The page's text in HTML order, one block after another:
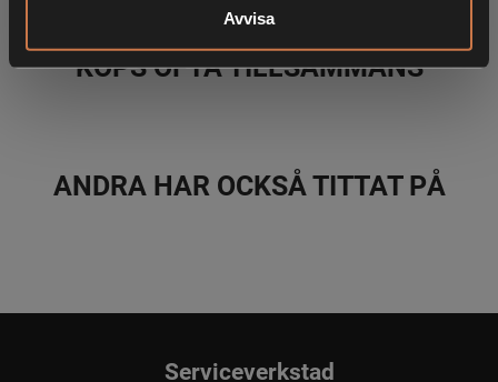
Avvisa
KÖPS OFTA TILLSAMMANS
ANDRA HAR OCKSÅ TITTAT PÅ
Serviceverkstad